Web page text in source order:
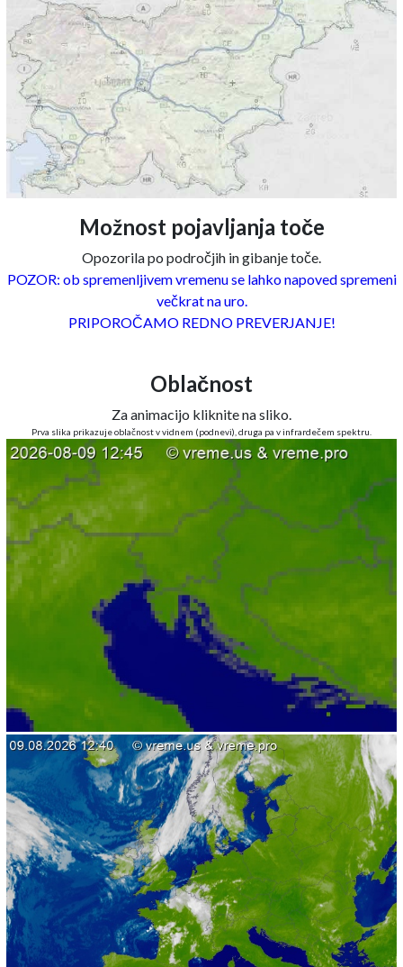
Možnost pojavljanja toče
Opozorila po področjih in gibanje toče.
POZOR: ob spremenljivem vremenu se lahko napoved spremeni
večkrat na uro.
PRIPOROČAMO REDNO PREVERJANJE!
Oblačnost
Za animacijo kliknite na sliko.
Prva slika prikazuje oblačnost v vidnem (podnevi), druga pa v infrardečem spektru.